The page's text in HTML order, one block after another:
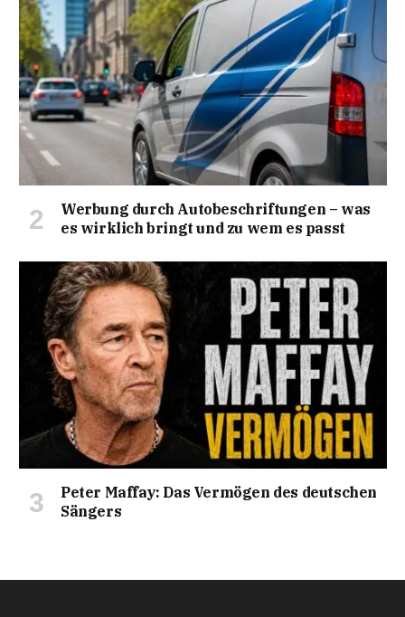
Werbung durch Autobeschriftungen – was
es wirklich bringt und zu wem es passt
Peter Maffay: Das Vermögen des deutschen
Sängers